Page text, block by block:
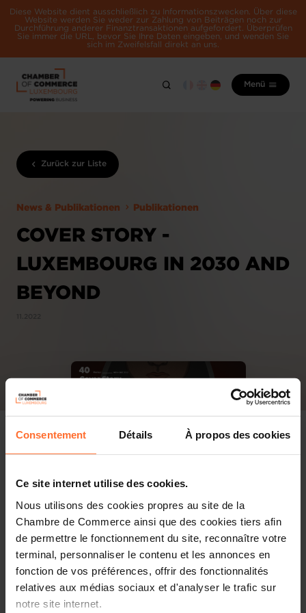
Consentement Détails À propos des cookies
Ce site internet utilise des cookies.
Nous utilisons des cookies propres au site de la
Chambre de Commerce ainsi que des cookies tiers afin
de permettre le fonctionnement du site, reconnaître votre
terminal, personnaliser le contenu et les annonces en
fonction de vos préférences, offrir des fonctionnalités
relatives aux médias sociaux et d'analyser le trafic sur
notre site internet.
Diese Website dient ausschließlich zu Informationszwecken. Über diese
Website werden Sie weder zur Zahlung von Beiträgen noch zur
Durchführung anderer Finanztransaktionen aufgefordert. Überprüfen
Sie immer die URL, bevor Sie Ihre Daten eingeben, und wenden Sie
sich im Zweifelsfall direkt an uns.
Menü
Zurück zur Liste
News & Publikationen Publikationen
COVER STORY -
LUXEMBOURG IN 2030 AND
BEYOND